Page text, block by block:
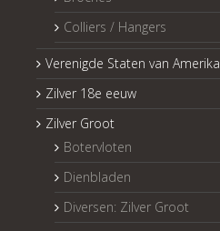
Colliers / Hangers
Verenigde Staten van Amerika
Zilver 18e eeuw
Zilver Groot
Botervloten
Dienbladen
Diversen: Zilver Groot